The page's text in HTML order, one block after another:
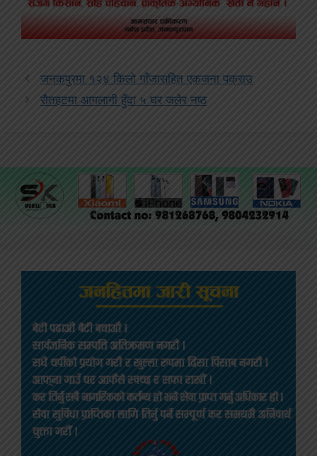
जनकपुरमा १२४ किलो गाँजासहित एकजना पक्राउ
रौतहटमा आगलागी हुँदा ५ घर जलेर नष्ठ